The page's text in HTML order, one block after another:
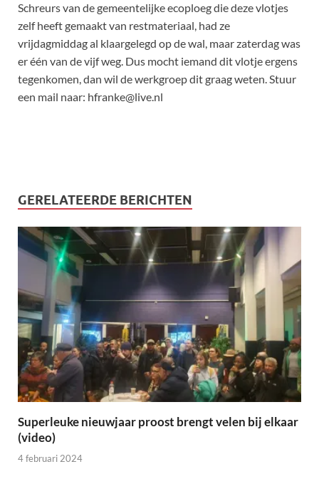
Schreurs van de gemeentelijke ecoploeg die deze vlotjes
zelf heeft gemaakt van restmateriaal, had ze
vrijdagmiddag al klaargelegd op de wal, maar zaterdag was
er één van de vijf weg. Dus mocht iemand dit vlotje ergens
tegenkomen, dan wil de werkgroep dit graag weten. Stuur
een mail naar: hfranke@live.nl
GERELATEERDE BERICHTEN
Superleuke nieuwjaar proost brengt velen bij elkaar
(video)
4 februari 2024